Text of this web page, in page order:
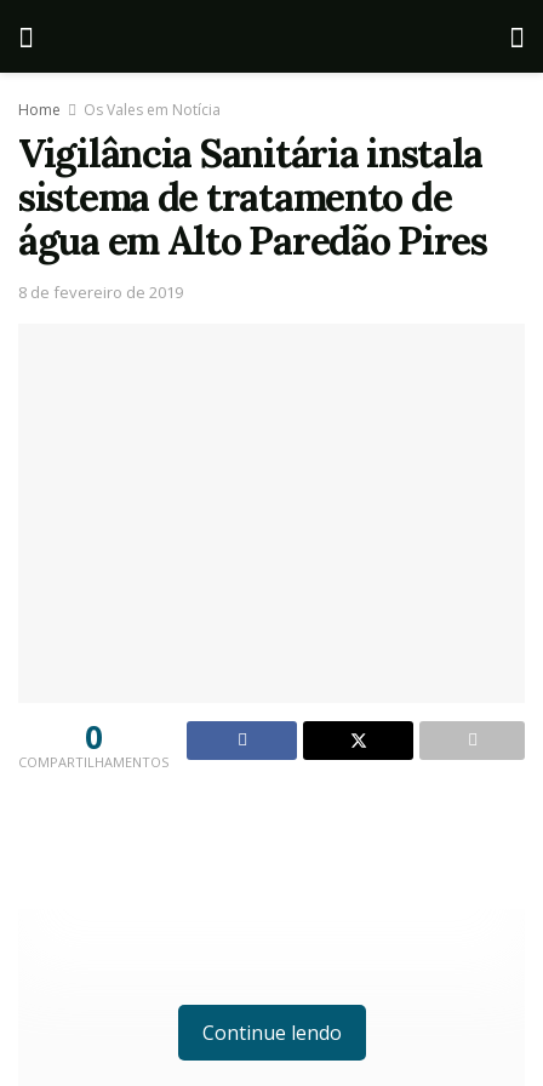
Home Os Vales em Notícia
Vigilância Sanitária instala
sistema de tratamento de
água em Alto Paredão Pires
8 de fevereiro de 2019
0
COMPARTILHAMENTOS
Continue lendo